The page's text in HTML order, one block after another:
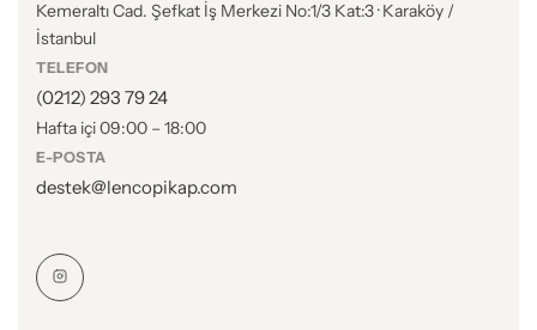
Kemeraltı Cad. Şefkat İş Merkezi No:1/3 Kat:3 · Karaköy /
İstanbul
TELEFON
(0212) 293 79 24
Hafta içi 09:00 – 18:00
E-POSTA
destek@lencopikap.com